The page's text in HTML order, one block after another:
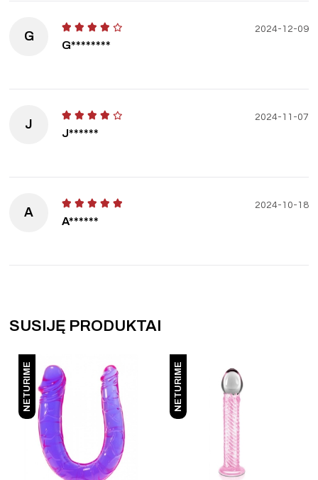
G
G********
2024-12-09
J
J******
2024-11-07
A
A******
2024-10-18
SUSIJĘ PRODUKTAI
NETURIME NETURIME